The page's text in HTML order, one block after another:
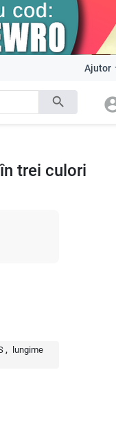
search
Ajutor
trei culori
lungime